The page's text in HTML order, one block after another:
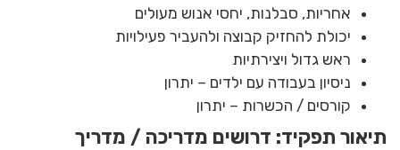
אחריות, סבלנות, יחסי אנוש מעולים
יכולת להחזיק קבוצה ולהעביר פעילויות
ראש גדול ויצירתיות
ניסיון בעבודה עם ילדים – יתרון
קורסים / הכשרות – יתרון
תיאור תפקיד: דרושים מדריכה / מדריך